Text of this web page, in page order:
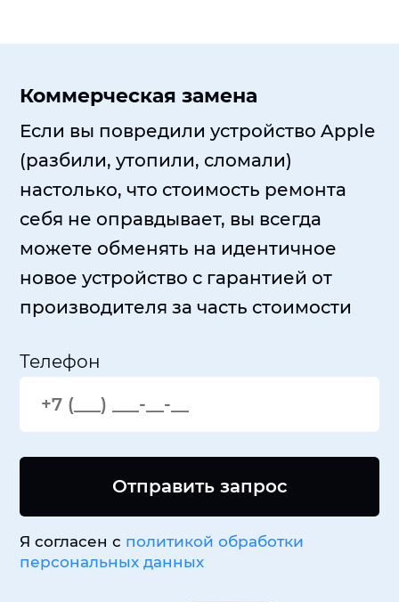
Коммерческая замена
Если вы повредили устройство Apple
(разбили, утопили, сломали)
настолько, что стоимость ремонта
себя не оправдывает, вы всегда
можете обменять на идентичное
новое устройство с гарантией от
производителя за часть стоимости
Телефон
Отправить запрос
Я согласен с политикой обработки
персональных данных